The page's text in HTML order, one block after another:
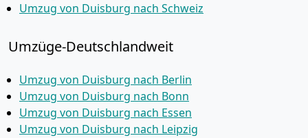
Umzug von Duisburg nach Schweiz
Umzüge-Deutschlandweit
Umzug von Duisburg nach Berlin
Umzug von Duisburg nach Bonn
Umzug von Duisburg nach Essen
Umzug von Duisburg nach Leipzig